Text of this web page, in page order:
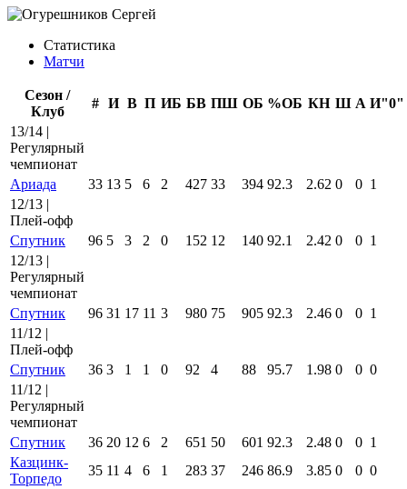
Статистика
Матчи
Сезон /
Клуб
# И В П ИБ БВ ПШ ОБ %ОБ КН Ш А И"0"
13/14 |
Регулярный
чемпионат
Ариада
33 13 5 6 2 427 33 394 92.3 2.62 0 0 1
12/13 |
Плей-офф
Спутник
96 5 3 2 0 152 12 140 92.1 2.42 0 0 1
12/13 |
Регулярный
чемпионат
Спутник
96 31 17 11 3 980 75 905 92.3 2.46 0 0 1
11/12 |
Плей-офф
Спутник
36 3 1 1 0 92 4 88 95.7 1.98 0 0 0
11/12 |
Регулярный
чемпионат
Спутник
36 20 12 6 2 651 50 601 92.3 2.48 0 0 1
Казцинк-
Торпедо
35 11 4 6 1 283 37 246 86.9 3.85 0 0 0